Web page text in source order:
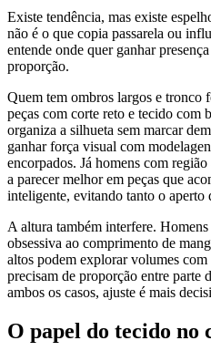
Existe tendência, mas existe
não é o que copia passarela ou
entende onde quer ganhar
proporção.
Quem tem ombros largos e tronco
peças com corte reto e tecido com
organiza a silhueta sem marcar
ganhar força visual com
encorpados. Já homens com
a parecer melhor em peças que
inteligente, evitando tanto o aperto
A altura também interfere.
obsessiva ao comprimento de
altos podem explorar volumes
precisam de proporção entre parte
ambos os casos, ajuste é mais
O papel do tecido no